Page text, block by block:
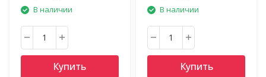
В наличии
Купить
В наличии
Купить